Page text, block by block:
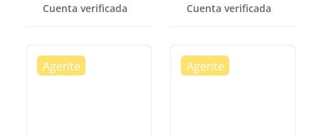
Cuenta verificada Cuenta verificada